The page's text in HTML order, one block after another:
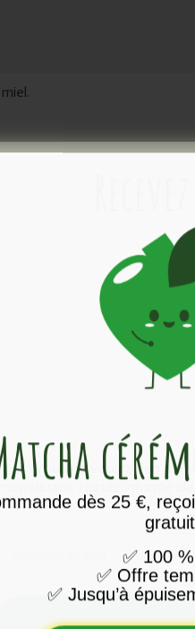
Vous ne voulez rien
newsletter, restez informé
dès 25 €,
gratuit.
✅ 100
✅Offre
✅Jusqu’à